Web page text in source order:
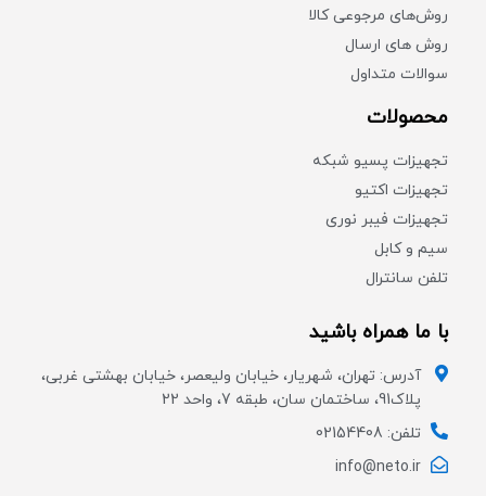
روش‌های مرجوعی کالا
روش های ارسال
سوالات متداول
محصولات
تجهیزات پسیو شبکه
تجهیزات اکتیو
تجهیزات فیبر نوری
سیم و کابل
تلفن سانترال
با ما همراه باشید
آدرس: تهران، شهریار، خیابان ولیعصر، خیابان بهشتی غربی،
پلاک91، ساختمان سان، طبقه 7، واحد 22
تلفن: 02154408
info@neto.ir